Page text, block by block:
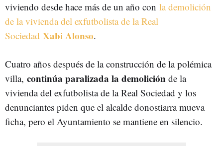
viviendo desde hace más de un año con la demolición
de la vivienda del exfutbolista de la Real
Sociedad Xabi Alonso.
Cuatro años después de la construcción de la polémica
villa, continúa paralizada la demolición de la
vivienda del exfutbolista de la Real Sociedad y los
denunciantes piden que el alcalde donostiarra mueva
ficha, pero el Ayuntamiento se mantiene en silencio.